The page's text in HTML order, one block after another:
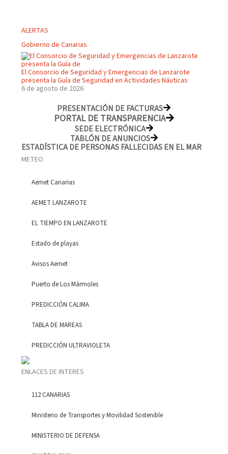
ALERTAS
Gobierno de Canarias
El Consorcio de Seguridad y Emergencias de Lanzarote
presenta la Guía de Seguridad en Actividades Náuticas
6 de agosto de 2026
PRESENTACIÓN DE FACTURAS
PORTAL DE TRANSPARENCIA
SEDE ELECTRÓNICA
TABLÓN DE ANUNCIOS
ESTADÍSTICA DE PERSONAS FALLECIDAS EN EL MAR
METEO
Aemet Canarias
AEMET LANZAROTE
EL TIEMPO EN LANZAROTE
Estado de playas
Avisos Aemet
Puerto de Los Mármoles
PREDICCIÓN CALIMA
TABLA DE MAREAS
PREDICCIÓN ULTRAVIOLETA
ENLACES DE INTERES
112 CANARIAS
Ministerio de Transportes y Movilidad Sostenible
MINISTERIO DE DEFENSA